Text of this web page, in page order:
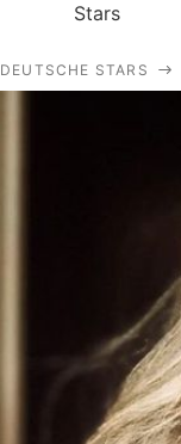
Stars
DEUTSCHE STARS